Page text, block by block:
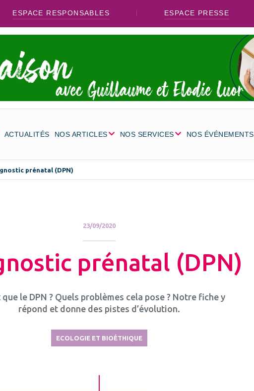
ESPACE RESPONSABLES ESPACE PRESSE
ACTUALITÉS NOS ARTICLES NOS SERVICES NOS ÉVÉNEMENTS
prénatal (DPN)
23/09/2020
prénatal (DPN)
que le DPN ? Quels problèmes cela pose ? Notre fiche y
répond et donne des pistes d’évolution.
ECOLOGIE ET BIOÉTHIQUE